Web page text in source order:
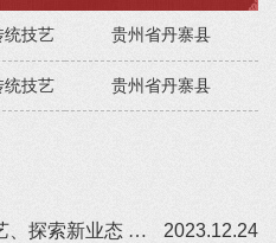
统技艺 贵州省丹寨县
统技艺 贵州省丹寨县
2023.12.24
贵州丹寨县石桥村传承老手艺、探索新业态 千年皮纸展新卷